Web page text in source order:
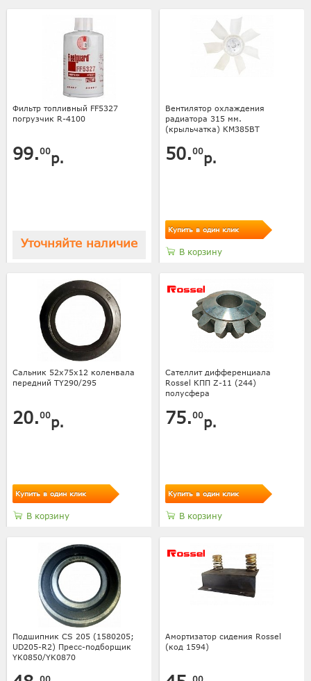
Фильтр топливный FF5327
погрузчик R-4100
99.00р.
Уточняйте наличие
Вентилятор охлаждения
радиатора 315 мм.
(крыльчатка) КМ385ВТ
50.00р.
Купить в один клик
В корзину
Сальник 52х75х12 коленвала
передний TY290/295
20.00р.
Купить в один клик
В корзину
Сателлит дифференциала
Rossel КПП Z-11 (244)
полусфера
75.00р.
Купить в один клик
В корзину
Подшипник CS 205 (1580205;
UD205-R2) Пресс-подборщик
YK0850/YK0870
00
Амортизатор сидения Rossel
(код 1594)
00